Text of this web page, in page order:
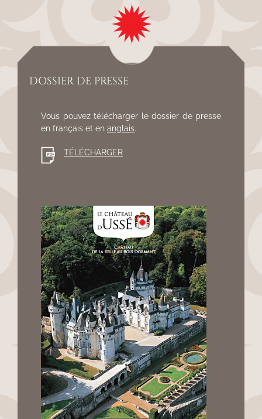
DOSSIER DE PRESSE
Vous pouvez télécharger le dossier de presse
en français et en anglais.
TÉLÉCHARGER